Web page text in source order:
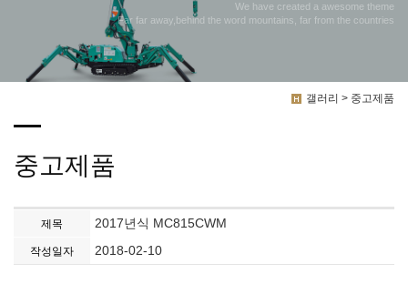
We have created a awesome theme
Far far away,behind the word mountains, far from the countries
갤러리 > 중고제품
중고제품
제목 2017년식 MC815CWM
작성일자 2018-02-10